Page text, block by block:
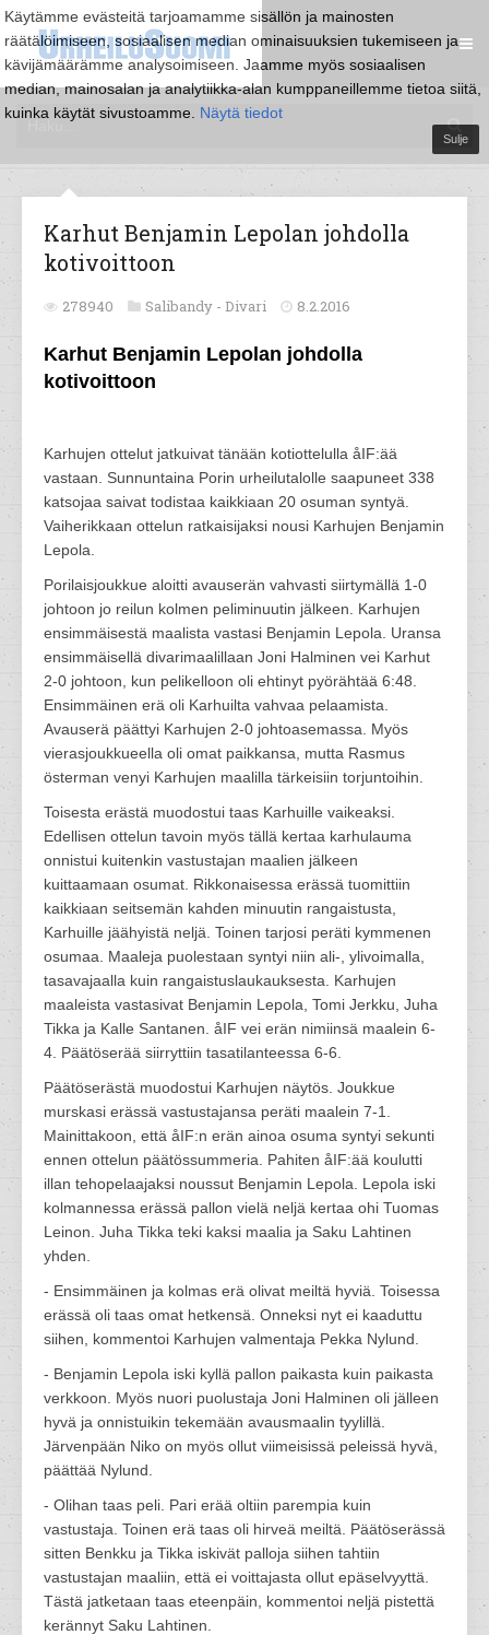
Käytämme evästeitä tarjoamamme sisällön ja mainosten
räätälöimiseen, sosiaalisen median ominaisuuksien tukemiseen ja
kävijämäärämme analysoimiseen. Jaamme myös sosiaalisen
median, mainosalan ja analytiikka-alan kumppaneillemme tietoa siitä,
kuinka käytät sivustoamme. Näytä tiedot
Sulje
Karhut Benjamin Lepolan johdolla
kotivoittoon
278940 Salibandy - Divari 8.2.2016
Karhut Benjamin Lepolan johdolla
kotivoittoon
Karhujen ottelut jatkuivat tänään kotiottelulla åIF:ää
vastaan. Sunnuntaina Porin urheilutalolle saapuneet 338
katsojaa saivat todistaa kaikkiaan 20 osuman syntyä.
Vaiherikkaan ottelun ratkaisijaksi nousi Karhujen Benjamin
Lepola.
Porilaisjoukkue aloitti avauserän vahvasti siirtymällä 1-0
johtoon jo reilun kolmen peliminuutin jälkeen. Karhujen
ensimmäisestä maalista vastasi Benjamin Lepola. Uransa
ensimmäisellä divarimaalillaan Joni Halminen vei Karhut
2-0 johtoon, kun pelikelloon oli ehtinyt pyörähtää 6:48.
Ensimmäinen erä oli Karhuilta vahvaa pelaamista.
Avauserä päättyi Karhujen 2-0 johtoasemassa. Myös
vierasjoukkueella oli omat paikkansa, mutta Rasmus
österman venyi Karhujen maalilla tärkeisiin torjuntoihin.
Toisesta erästä muodostui taas Karhuille vaikeaksi.
Edellisen ottelun tavoin myös tällä kertaa karhulauma
onnistui kuitenkin vastustajan maalien jälkeen
kuittaamaan osumat. Rikkonaisessa erässä tuomittiin
kaikkiaan seitsemän kahden minuutin rangaistusta,
Karhuille jäähyistä neljä. Toinen tarjosi peräti kymmenen
osumaa. Maaleja puolestaan syntyi niin ali-, ylivoimalla,
tasavajaalla kuin rangaistuslaukauksesta. Karhujen
maaleista vastasivat Benjamin Lepola, Tomi Jerkku, Juha
Tikka ja Kalle Santanen. åIF vei erän nimiinsä maalein 6-
4. Päätöserää siirryttiin tasatilanteessa 6-6.
Päätöserästä muodostui Karhujen näytös. Joukkue
murskasi erässä vastustajansa peräti maalein 7-1.
Mainittakoon, että åIF:n erän ainoa osuma syntyi sekunti
ennen ottelun päätössummeria. Pahiten åIF:ää koulutti
illan tehopelaajaksi noussut Benjamin Lepola. Lepola iski
kolmannessa erässä pallon vielä neljä kertaa ohi Tuomas
Leinon. Juha Tikka teki kaksi maalia ja Saku Lahtinen
yhden.
- Ensimmäinen ja kolmas erä olivat meiltä hyviä. Toisessa
erässä oli taas omat hetkensä. Onneksi nyt ei kaaduttu
siihen, kommentoi Karhujen valmentaja Pekka Nylund.
- Benjamin Lepola iski kyllä pallon paikasta kuin paikasta
verkkoon. Myös nuori puolustaja Joni Halminen oli jälleen
hyvä ja onnistuikin tekemään avausmaalin tyylillä.
Järvenpään Niko on myös ollut viimeisissä peleissä hyvä,
päättää Nylund.
- Olihan taas peli. Pari erää oltiin parempia kuin
vastustaja. Toinen erä taas oli hirveä meiltä. Päätöserässä
sitten Benkku ja Tikka iskivät palloja siihen tahtiin
vastustajan maaliin, että ei voittajasta ollut epäselvyyttä.
Tästä jatketaan taas eteenpäin, kommentoi neljä pistettä
kerännyt Saku Lahtinen.